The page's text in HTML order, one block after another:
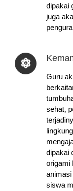
dipakai
juga
Guru
sehat,
dipakai
origami
siswa